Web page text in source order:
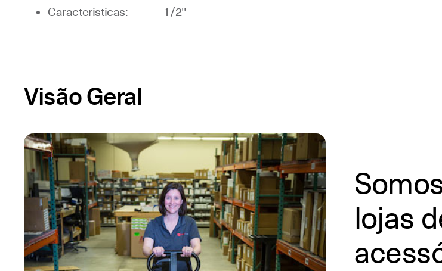
Caracteristicas: 1/2''
Visão Geral
lojas